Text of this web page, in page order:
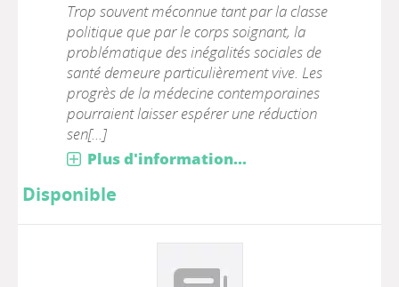
Trop souvent méconnue tant par la classe
politique que par le corps soignant, la
problématique des inégalités sociales de
santé demeure particulièrement vive. Les
progrès de la médecine contemporaines
pourraient laisser espérer une réduction
sen[...]
Plus d'information...
Disponible